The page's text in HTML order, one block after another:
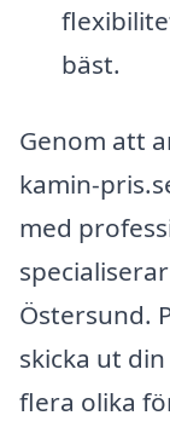
bäst.
Genom att
kamin-
med
Östersund.
skicka ut
flera olika